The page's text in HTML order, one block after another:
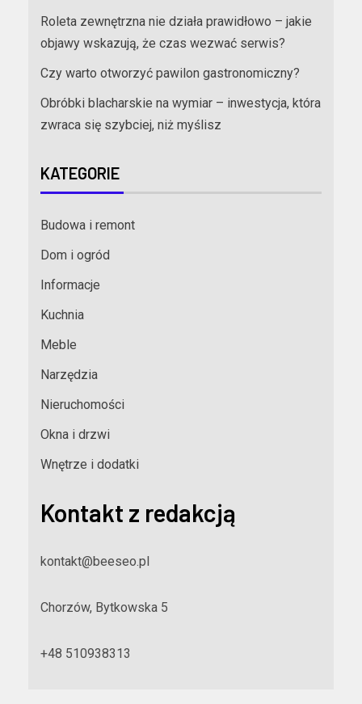
Roleta zewnętrzna nie działa prawidłowo – jakie
objawy wskazują, że czas wezwać serwis?
Czy warto otworzyć pawilon gastronomiczny?
Obróbki blacharskie na wymiar – inwestycja, która
zwraca się szybciej, niż myślisz
KATEGORIE
Budowa i remont
Dom i ogród
Informacje
Kuchnia
Meble
Narzędzia
Nieruchomości
Okna i drzwi
Wnętrze i dodatki
Kontakt z redakcją
kontakt@beeseo.pl
Chorzów, Bytkowska 5
+48 510938313